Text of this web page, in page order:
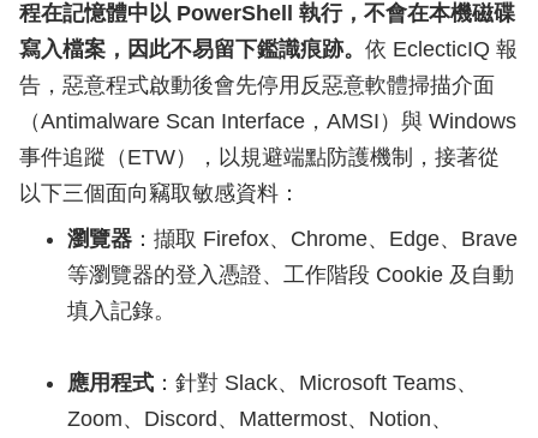
程在記憶體中以 PowerShell 執行，不會在本機磁碟
寫入檔案，因此不易留下鑑識痕跡。 依 EclecticIQ 報
告，惡意程式啟動後會先停用反惡意軟體掃描介面
（Antimalware Scan Interface，AMSI）與 Windows
事件追蹤（ETW），以規避端點防護機制，接著從
以下三個面向竊取敏感資料：
瀏覽器：擷取 Firefox、Chrome、Edge、Brave
等瀏覽器的登入憑證、工作階段 Cookie 及自動
填入記錄。
應用程式：針對 Slack、Microsoft Teams、
Zoom、Discord、Mattermost、Notion、